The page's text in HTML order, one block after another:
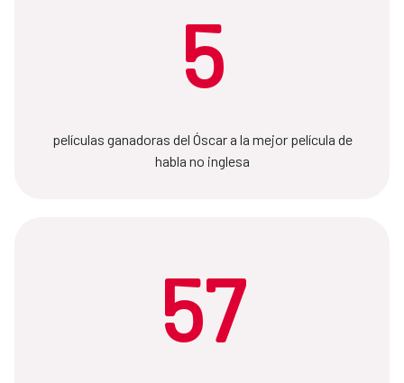
5
películas ganadoras del Óscar a la mejor película de
habla no inglesa
57